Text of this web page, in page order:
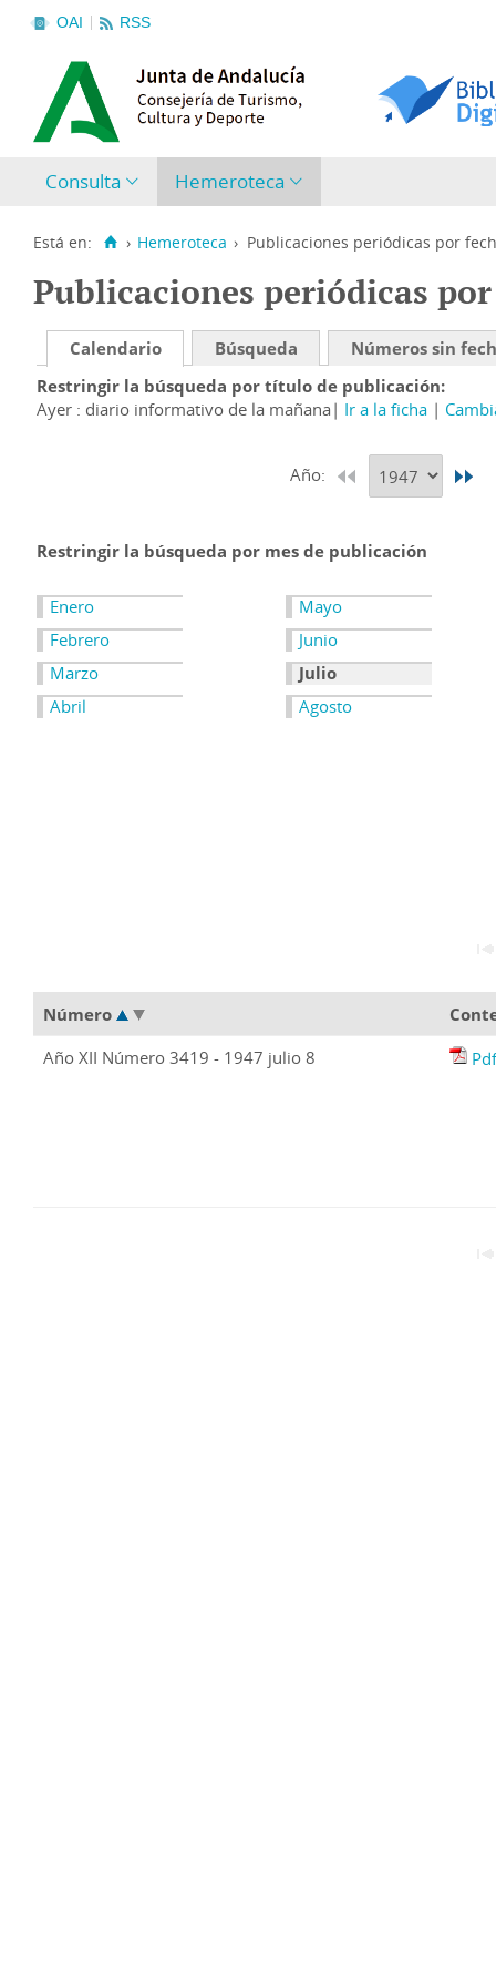
OAI RSS
Consulta Hemeroteca
Está en: › Hemeroteca › Publicaciones periódicas por
Publicaciones periódicas
Calendario Búsqueda
Números sin
Restringir la búsqueda por título de publicación
Ayer : diario informativo de la mañana
Ir a la ficha
Año:
Restringir la búsqueda por mes de publicación
Enero
Febrero
Marzo
Abril
Mayo
Junio
Julio
Agosto
Número
Año XII Número 3419 - 1947 julio 8
Pdf